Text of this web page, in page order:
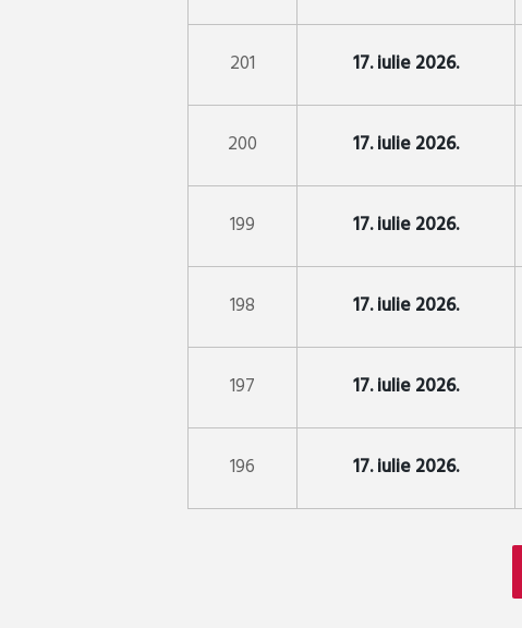
201 17. iulie 2026.
200 17. iulie 2026.
199 17. iulie 2026.
198 17. iulie 2026.
197 17. iulie 2026.
196 17. iulie 2026.